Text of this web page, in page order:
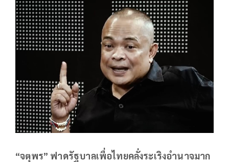
“จตุพร” ฟาดรัฐบาลเพื่อไทยคลั่งระเริงอำนาจมาก